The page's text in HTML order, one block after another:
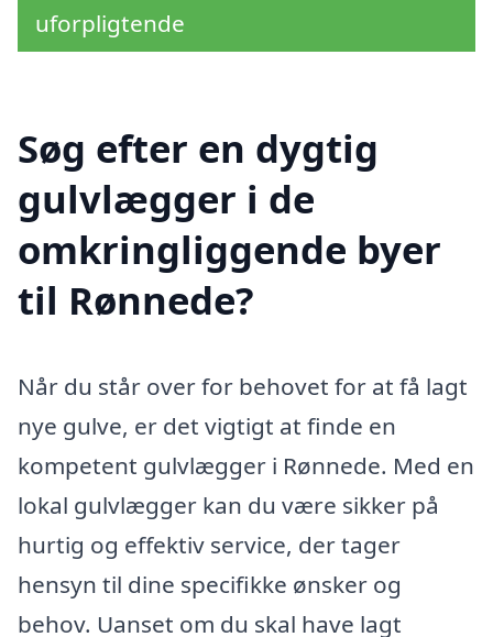
uforpligtende
Søg efter en dygtig
gulvlægger i de
omkringliggende byer
til Rønnede?
Når du står over for behovet for at få lagt
nye gulve, er det vigtigt at finde en
kompetent gulvlægger i Rønnede. Med en
lokal gulvlægger kan du være sikker på
hurtig og effektiv service, der tager
hensyn til dine specifikke ønsker og
behov. Uanset om du skal have lagt